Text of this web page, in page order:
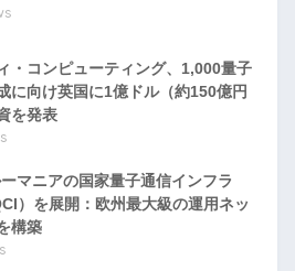
・コンピューティング、1,000量子
に向け英国に1億ドル（約150億円
を発表
マニアの国家量子通信インフラ
）を展開：欧州最大級の運用ネッ
構築